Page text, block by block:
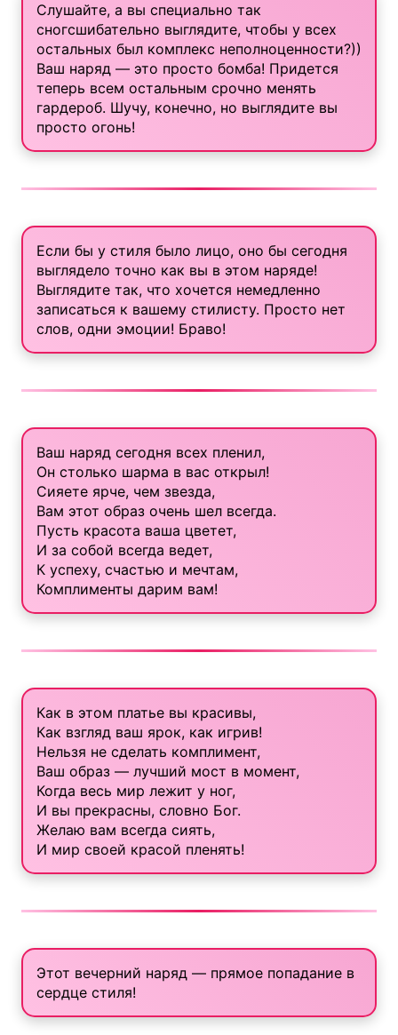
Слушайте, а вы специально так
сногсшибательно выглядите, чтобы у всех
остальных был комплекс неполноценности?))
Ваш наряд — это просто бомба! Придется
теперь всем остальным срочно менять
гардероб. Шучу, конечно, но выглядите вы
просто огонь!
Если бы у стиля было лицо, оно бы сегодня
выглядело точно как вы в этом наряде!
Выглядите так, что хочется немедленно
записаться к вашему стилисту. Просто нет
слов, одни эмоции! Браво!
Ваш наряд сегодня всех пленил,
Он столько шарма в вас открыл!
Сияете ярче, чем звезда,
Вам этот образ очень шел всегда.
Пусть красота ваша цветет,
И за собой всегда ведет,
К успеху, счастью и мечтам,
Комплименты дарим вам!
Как в этом платье вы красивы,
Как взгляд ваш ярок, как игрив!
Нельзя не сделать комплимент,
Ваш образ — лучший мост в момент,
Когда весь мир лежит у ног,
И вы прекрасны, словно Бог.
Желаю вам всегда сиять,
И мир своей красой пленять!
Этот вечерний наряд — прямое попадание в
сердце стиля!